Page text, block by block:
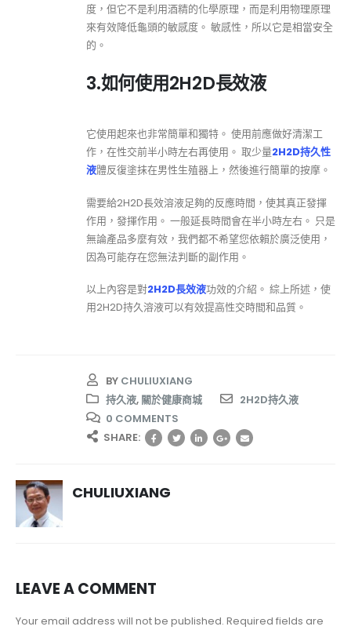
度，但它不是利用酒精的化學原理，而是利用物理原理
來有效降低龜頭的敏感度。 敏感性，所以它是相當安全
的。
3.如何使用2H2D長效液
它使用起來也非常簡單和獨特。 使用前應做好清潔工
作，在性交前半小時左右再使用。 取少量2H2D持久性
液體反復塗抹在男性生殖器上，然後進行簡單的按摩。
需要給2H2D長效溶液足夠的反應時間，使其真正發揮
作用，發揮作用。 一般延長時間會在半小時左右。 只是
無論產品多麼有效，我們都不希望您依賴於廣泛使用，
因為可能存在您無法判斷的副作用。
以上內容是對2H2D長效液功效的介紹。 綜上所述，使
用2H2D持久溶液可以有效提高性交時間和品質。
BY CHULIUXIANG
持久液, 關於健康商城
2H2D持久液
0 COMMENTS
SHARE:
CHULIUXIANG
LEAVE A COMMENT
Your email address will not be published. Required fields are